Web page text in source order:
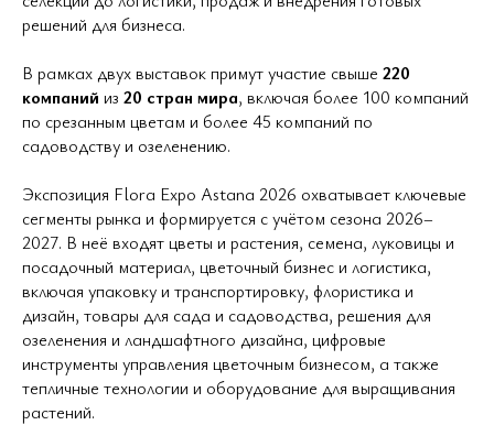
решений для бизнеса.
В рамках двух выставок примут участие свыше 220
компаний из 20 стран мира, включая более 100 компаний
по срезанным цветам и более 45 компаний по
садоводству и озеленению.
Экспозиция Flora Expo Astana 2026 охватывает ключевые
сегменты рынка и формируется с учётом сезона 2026–
2027. В неё входят цветы и растения, семена, луковицы и
посадочный материал, цветочный бизнес и логистика,
включая упаковку и транспортировку, флористика и
дизайн, товары для сада и садоводства, решения для
озеленения и ландшафтного дизайна, цифровые
инструменты управления цветочным бизнесом, а также
тепличные технологии и оборудование для выращивания
растений.